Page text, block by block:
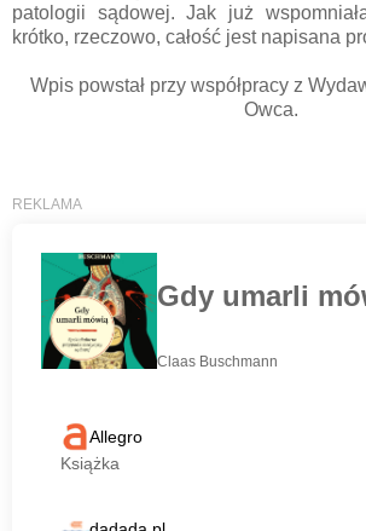
patologii sądowej. Jak już
krótko, rzeczowo, całość jest napisana
Wpis powstał przy współpracy z
Owca.